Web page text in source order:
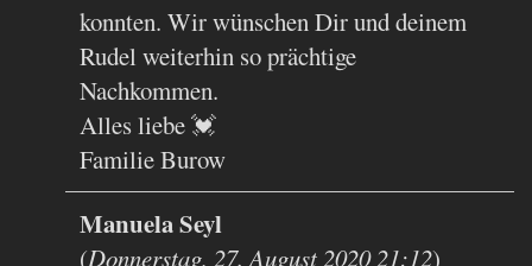
konnten. Wir wünschen Dir und deinem
Rudel weiterhin so prächtige
Nachkommen.
Alles liebe 💓
Familie Burow
Manuela Seyl
(Donnerstag, 27. August 2020 21:12)